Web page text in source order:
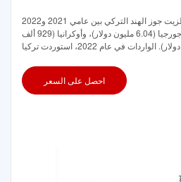
كانت أسرع أسواق التصدير نموًا لزيت جوز الهند التركي بين عامي 2021 و2022
هي روسيا (7.17 مليون دولار)، وجورجيا (6.04 مليون دولار)، وأوكرانيا (929 ألف
دولار). الواردات في عام 2022، استوردت تركيا
احصل على السعر